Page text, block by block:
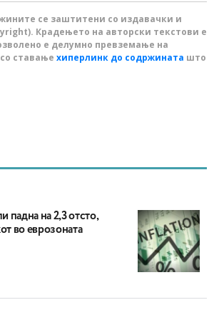
се заштитени со издавачки и
Крадењето на авторски текстови е
е делумно превземање на
ставање хиперлинк до содржината што
падна на 2,3 отсто,
во еврозоната